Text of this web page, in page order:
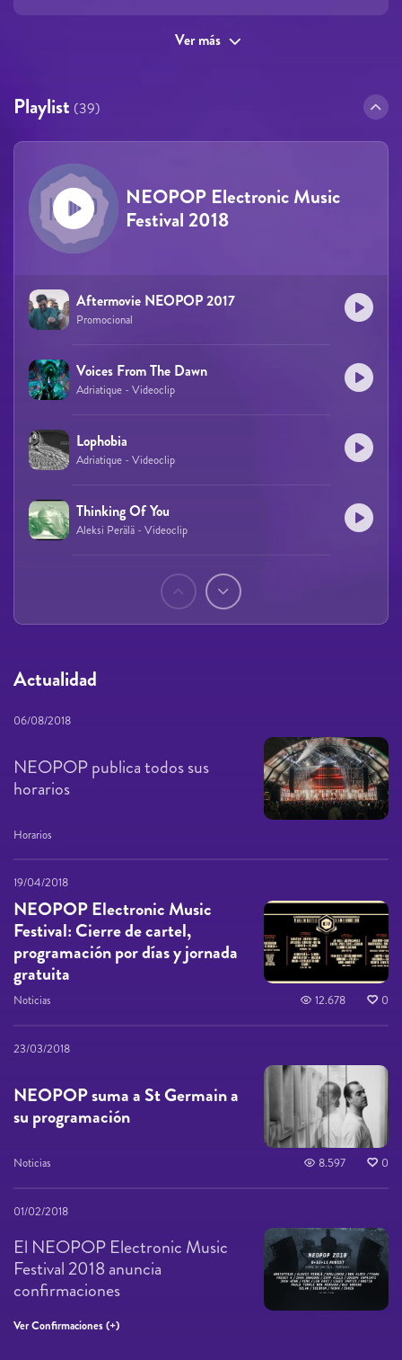
Ver más
Playlist (39)
NEOPOP Electronic Music
Festival 2018
Aftermovie NEOPOP 2017
Promocional
Voices From The Dawn
Adriatique - Videoclip
Lophobia
Adriatique - Videoclip
Thinking Of You
Aleksi Perälä - Videoclip
Actualidad
06/08/2018
NEOPOP publica todos sus
horarios
Horarios
19/04/2018
NEOPOP Electronic Music
Festival: Cierre de cartel,
programación por días y jornada
gratuita
Noticias 12.678 0
23/03/2018
NEOPOP suma a St Germain a
su programación
Noticias 8.597 0
01/02/2018
El NEOPOP Electronic Music
Festival 2018 anuncia
confirmaciones
Ver Confirmaciones (+)